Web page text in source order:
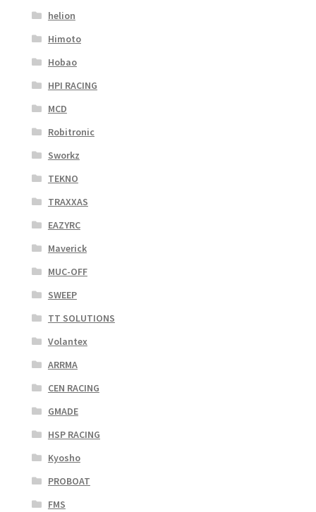
helion
Himoto
Hobao
HPI RACING
MCD
Robitronic
Sworkz
TEKNO
TRAXXAS
EAZYRC
Maverick
MUC-OFF
SWEEP
TT SOLUTIONS
Volantex
ARRMA
CEN RACING
GMADE
HSP RACING
Kyosho
PROBOAT
FMS